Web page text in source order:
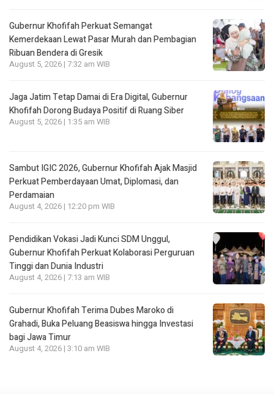
Gubernur Khofifah Perkuat Semangat
Kemerdekaan Lewat Pasar Murah dan Pembagian
Ribuan Bendera di Gresik
August 5, 2026 | 7:32 am WIB
Jaga Jatim Tetap Damai di Era Digital, Gubernur
Khofifah Dorong Budaya Positif di Ruang Siber
August 5, 2026 | 1:35 am WIB
Sambut IGIC 2026, Gubernur Khofifah Ajak Masjid
Perkuat Pemberdayaan Umat, Diplomasi, dan
Perdamaian
August 4, 2026 | 12:20 pm WIB
Pendidikan Vokasi Jadi Kunci SDM Unggul,
Gubernur Khofifah Perkuat Kolaborasi Perguruan
Tinggi dan Dunia Industri
August 4, 2026 | 7:13 am WIB
Gubernur Khofifah Terima Dubes Maroko di
Grahadi, Buka Peluang Beasiswa hingga Investasi
bagi Jawa Timur
August 4, 2026 | 3:10 am WIB